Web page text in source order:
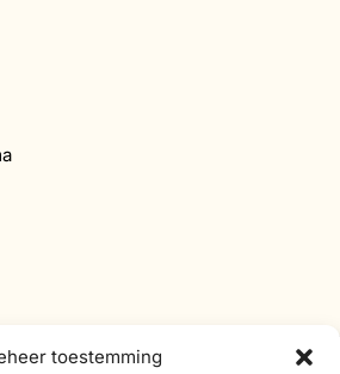
toestemming